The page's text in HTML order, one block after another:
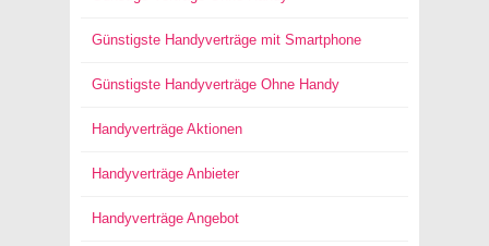
Günstigste Handyverträge mit Smartphone
Günstigste Handyverträge Ohne Handy
Handyverträge Aktionen
Handyverträge Anbieter
Handyverträge Angebot